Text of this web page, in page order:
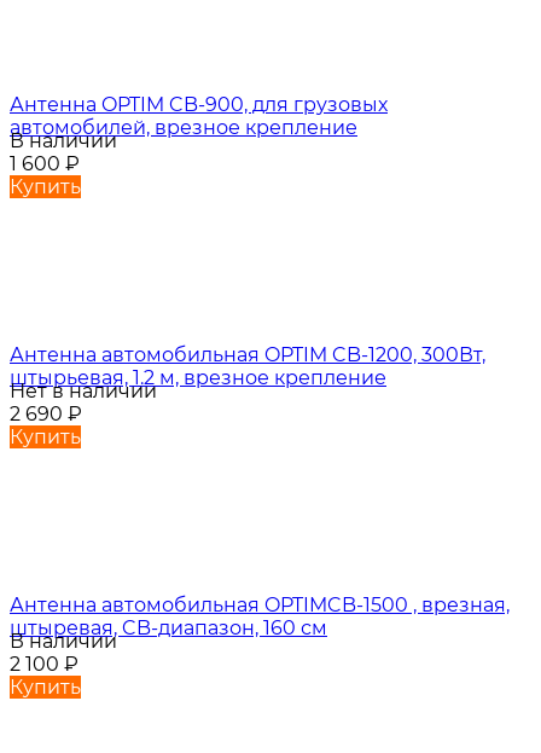
Антенна OPTIM CB-900, для грузовых
автомобилей, врезное крепление
В наличии
1 600 ₽
Купить
Антенна автомобильная OPTIM CB-1200, 300Вт,
штырьевая, 1.2 м, врезное крепление
Нет в наличии
2 690 ₽
Купить
Антенна автомобильная OPTIMCB-1500 , врезная,
штыревая, CB-диапазон, 160 см
В наличии
2 100 ₽
Купить